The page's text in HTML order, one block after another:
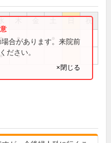
祝
●
●
合があります。来院前
ださい。
×閉じる